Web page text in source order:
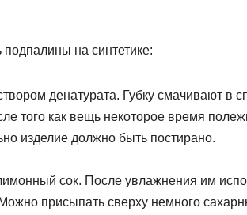
подпалины на синтетике:
денатурата. Губку смачивают в
того как вещь некоторое время
изделие должно быть постирано.
сок. После увлажнения им
присыпать сверху немного